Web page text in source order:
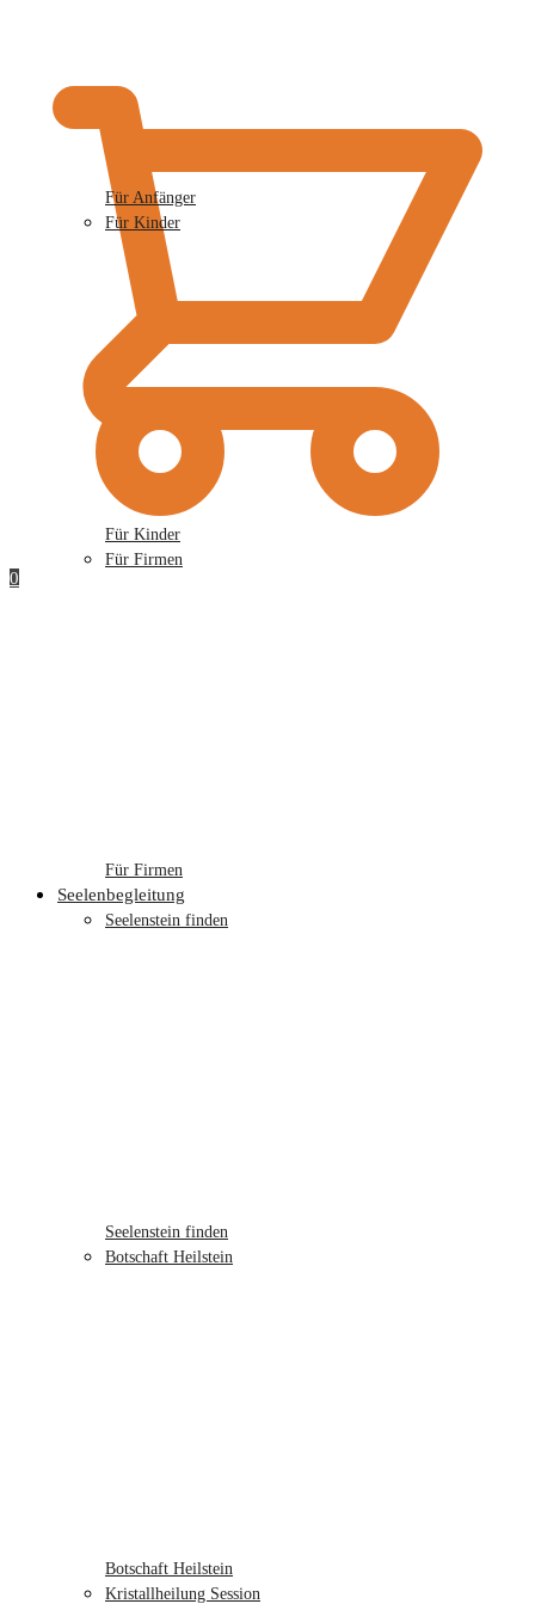
0
Für Anfänger
Für Kinder
Für Kinder
Für Firmen
Für Firmen
Seelenbegleitung
Seelenstein finden
Seelenstein finden
Botschaft Heilstein
Botschaft Heilstein
Kristallheilung Session